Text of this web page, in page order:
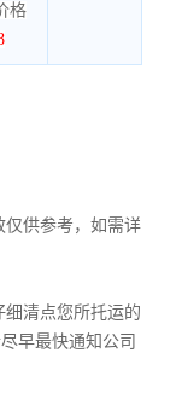
格
供参考，如需详
清点您所托运的
早最快通知公司